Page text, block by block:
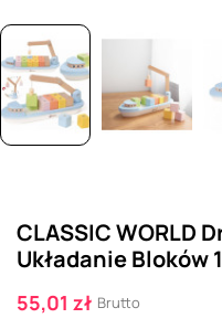
CLASSIC WORLD
Układanie Bloków
55,01 zł Brutto